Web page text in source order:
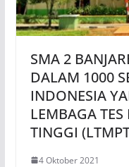
SMA 2
DALAM 1000
INDONESIA
LEMBAGA
TINGGI
4 Oktober 2021